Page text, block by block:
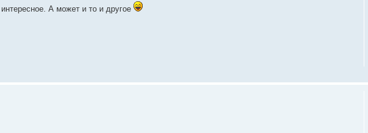
А может и то и другое